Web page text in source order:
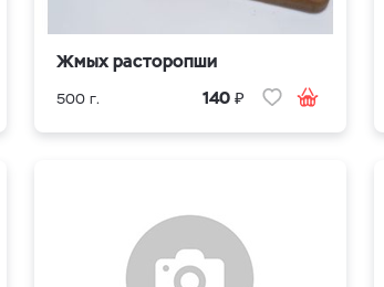
Жмых расторопши
500 г. 140 ₽